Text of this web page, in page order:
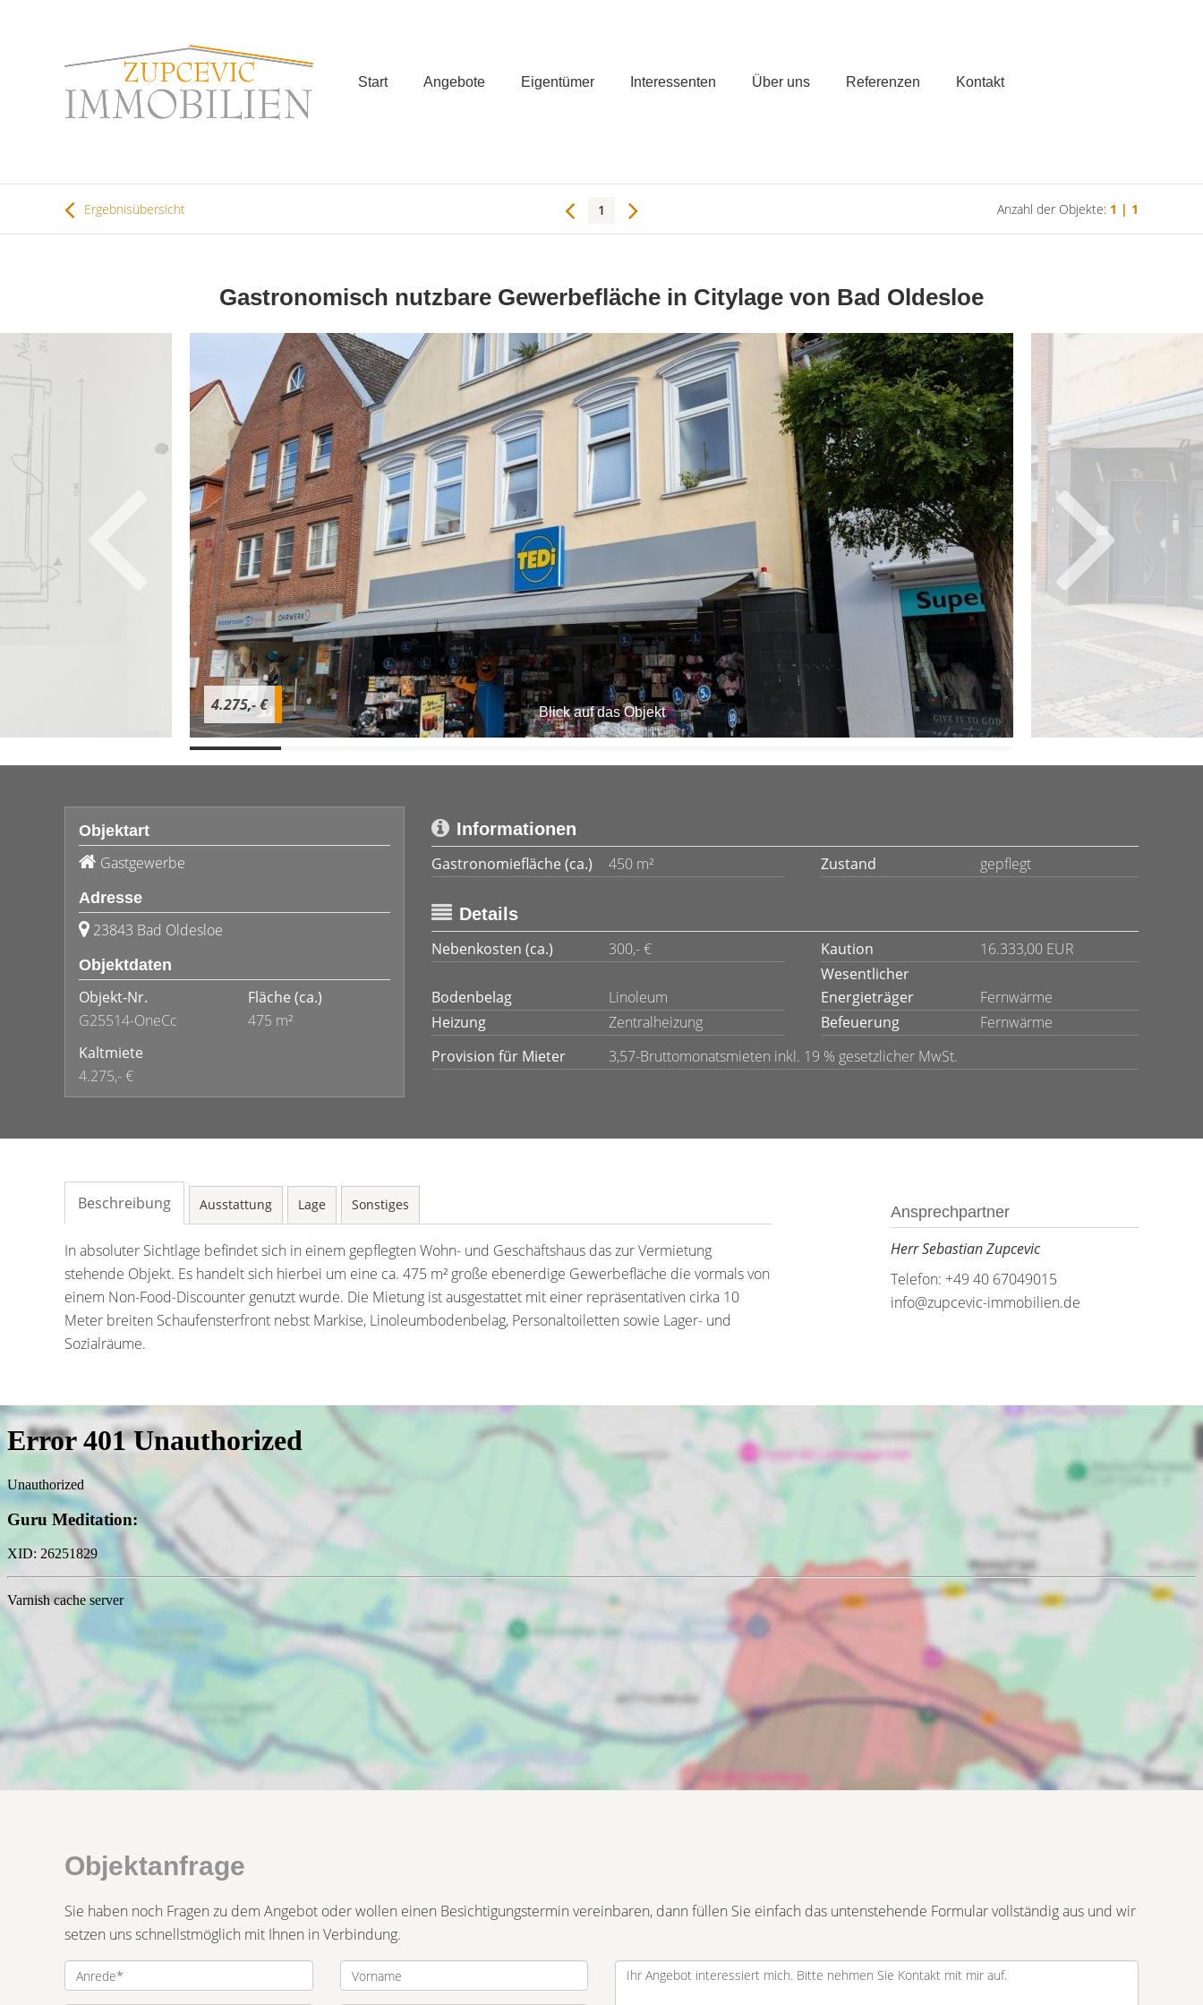
Start Angebote Eigentümer Interessenten Über uns Referenzen Kontakt
Ergebnisübersicht 1 Anzahl der Objekte: 1 | 1
Gastronomisch nutzbare Gewerbefläche in Citylage von Bad Oldesloe
Blick auf das Objekt
4.275,- €
Objektart
Gastgewerbe
Adresse
23843 Bad Oldesloe
Objektdaten
Objekt-Nr.
G25514-OneCc
Fläche (ca.)
475 m²
Kaltmiete
4.275,- €
Informationen
Gastronomiefläche (ca.)
450 m² Zustand gepflegt
Details
Nebenkosten (ca.)
300,- € Kaution 16.333,00 EUR
Bodenbelag Linoleum
Wesentlicher
Energieträger
Fernwärme
Heizung
Zentralheizung Befeuerung
Fernwärme
Provision für Mieter
3,57-Bruttomonatsmieten inkl. 19 % gesetzlicher MwSt.
Beschreibung Ausstattung Lage Sonstiges
In absoluter Sichtlage befindet sich in einem gepflegten Wohn- und Geschäftshaus das zur Vermietung
stehende Objekt. Es handelt sich hierbei um eine ca. 475 m² große ebenerdige Gewerbefläche die vormals von
einem Non-Food-Discounter genutzt wurde. Die Mietung ist ausgestattet mit einer repräsentativen cirka 10
Meter breiten Schaufensterfront nebst Markise, Linoleumbodenbelag, Personaltoiletten sowie Lager- und
Sozialräume.
Ansprechpartner
Herr Sebastian Zupcevic
Telefon: +49 40 67049015
info@zupcevic-immobilien.de
Objektanfrage
Sie haben noch Fragen zu dem Angebot oder wollen einen Besichtigungstermin vereinbaren, dann füllen Sie einfach das untenstehende Formular vollständig aus und wir
setzen uns schnellstmöglich mit Ihnen in Verbindung.